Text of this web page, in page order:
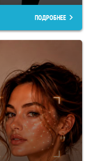
ПОДРОБНЕЕ